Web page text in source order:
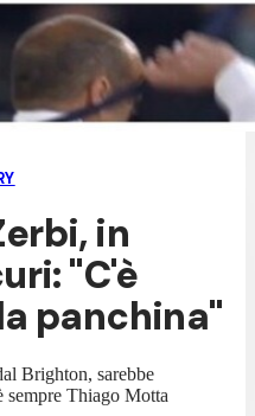
in
"C'è
panchina"
Brighton, sarebbe
Thiago Motta